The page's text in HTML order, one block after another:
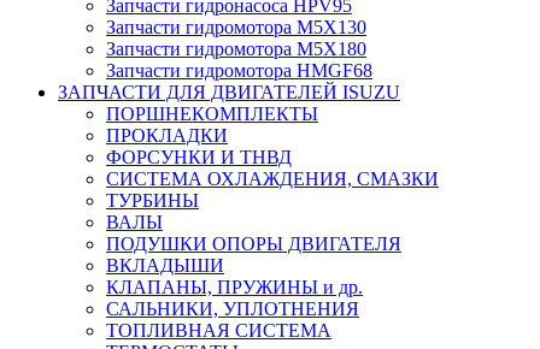
Запчасти гидронасоса HPV95
Запчасти гидромотора M5X130
Запчасти гидромотора M5X180
Запчасти гидромотора HMGF68
ЗАПЧАСТИ ДЛЯ ДВИГАТЕЛЕЙ ISUZU
ПОРШНЕКОМПЛЕКТЫ
ПРОКЛАДКИ
ФОРСУНКИ И ТНВД
СИСТЕМА ОХЛАЖДЕНИЯ, СМАЗКИ
ТУРБИНЫ
ВАЛЫ
ПОДУШКИ ОПОРЫ ДВИГАТЕЛЯ
ВКЛАДЫШИ
КЛАПАНЫ, ПРУЖИНЫ и др.
САЛЬНИКИ, УПЛОТНЕНИЯ
ТОПЛИВНАЯ СИСТЕМА